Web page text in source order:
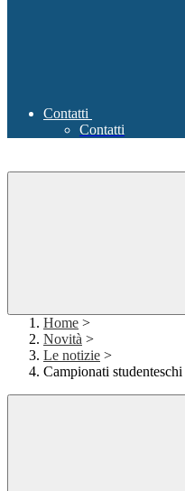
Contatti
Contatti
Home >
Novità >
Le notizie >
Campionati studenteschi